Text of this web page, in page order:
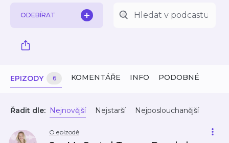
ODEBÍRAT
EPIZODY 6 KOMENTÁŘE INFO PODOBNÉ
Řadit dle: Nejnovější Nejstarší Nejposlouchanější
O epizodě